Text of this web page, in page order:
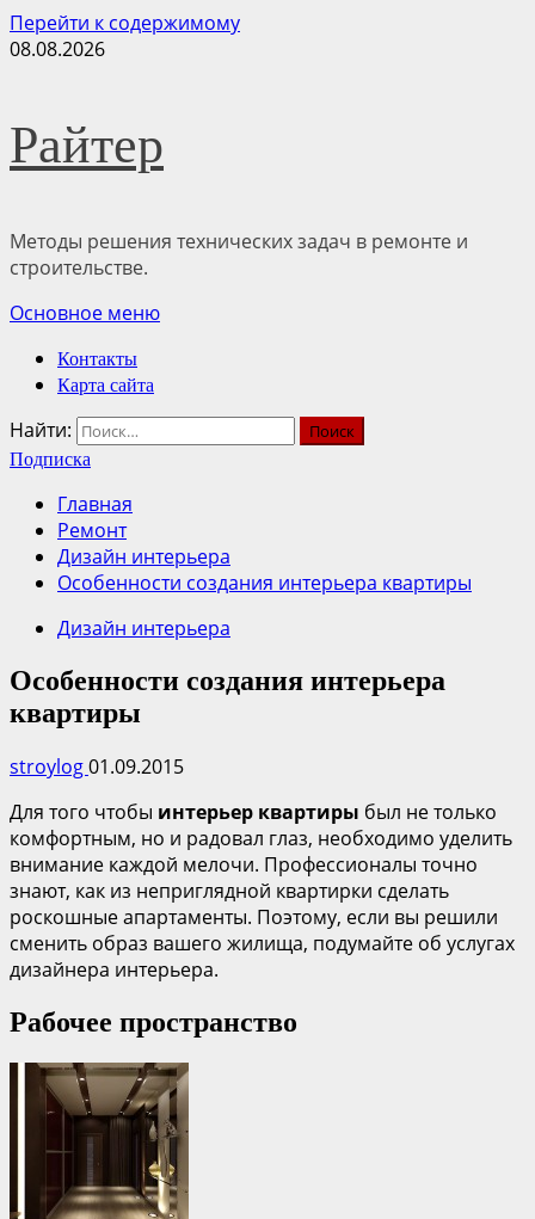
Перейти к содержимому
08.08.2026
Райтер
Методы решения технических задач в ремонте и
строительстве.
Основное меню
Контакты
Карта сайта
Найти:
Подписка
Главная
Ремонт
Дизайн интерьера
Особенности создания интерьера квартиры
Дизайн интерьера
Особенности создания интерьера
квартиры
stroylog01.09.2015
Для того чтобы интерьер квартиры был не только
комфортным, но и радовал глаз, необходимо уделить
внимание каждой мелочи. Профессионалы точно
знают, как из неприглядной квартирки сделать
роскошные апартаменты. Поэтому, если вы решили
сменить образ вашего жилища, подумайте об услугах
дизайнера интерьера.
Рабочее пространство